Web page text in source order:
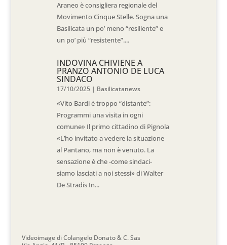
Araneo è consigliera regionale del
Movimento Cinque Stelle. Sogna una
Basilicata un po’ meno “resiliente” e
un po’ più “resistente”....
INDOVINA CHIVIENE A
PRANZO ANTONIO DE LUCA
SINDACO
17/10/2025 | Basilicatanews
«Vito Bardi è troppo “distante”:
Programmi una visita in ogni
comune» Il primo cittadino di Pignola
«L’ho invitato a vedere la situazione
al Pantano, ma non è venuto. La
sensazione è che -come sindaci-
siamo lasciati a noi stessi» di Walter
De Stradis In...
Videoimage di Colangelo Donato & C. Sas